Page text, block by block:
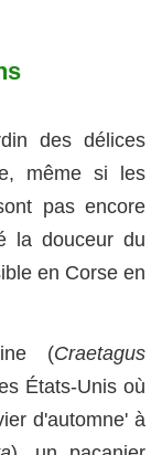
des délices
même si les
pas encore
la douceur du
en Corse en
(Craetagus
États-Unis où
d'automne' à